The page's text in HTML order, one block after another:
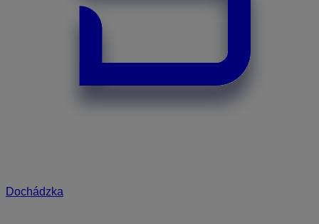
Dochádzka